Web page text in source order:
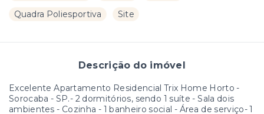
Quadra Poliesportiva
Site
Descrição do imóvel
Excelente Apartamento Residencial Trix Home Horto -
Sorocaba - SP.- 2 dormitórios, sendo 1 suíte - Sala dois
ambientes - Cozinha - 1 banheiro social - Área de serviço- 1